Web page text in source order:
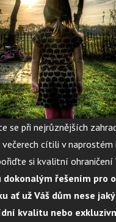
se při nejrůznějších
cítili v
si kvalitní ohraničení
dokonalým řešením pro
ať už Váš dům nese
kvalitu nebo